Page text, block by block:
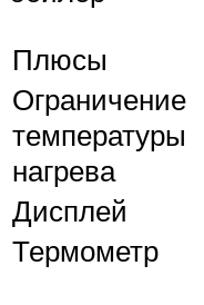
Плюсы
Ограничение
температуры
нагрева
Дисплей
Термометр